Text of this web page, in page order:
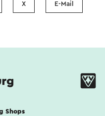
X E-Mail
Shops